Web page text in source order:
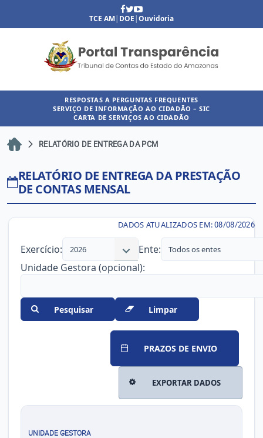
TCE AM| DOE|Ouvidoria
RESPOSTAS A PERGUNTAS FREQUENTES
SERVIÇO DE INFORMAÇÃO AO CIDADÃO – SIC
CARTA DE SERVIÇOS AO CIDADÃO
RELATÓRIO DE ENTREGA DA PCM
RELATÓRIO DE ENTREGA DA PRESTAÇÃO
DE CONTAS MENSAL
DADOS ATUALIZADOS EM:08/08/2026
Exercício: 2026 Ente: Todos os entes
Unidade Gestora (opcional):
Pesquisar Limpar
PRAZOS DE ENVIO
EXPORTAR DADOS
UNIDADE GESTORA